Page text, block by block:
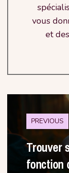
vous
et
PREVIOUS
Trouver
fonction